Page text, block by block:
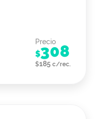
Precio
$308
$185 c/rec.